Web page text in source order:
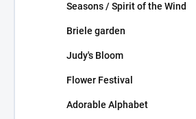
Seasons / Spirit of the Wind
Briele garden
Judy's Bloom
Flower Festival
Adorable Alphabet